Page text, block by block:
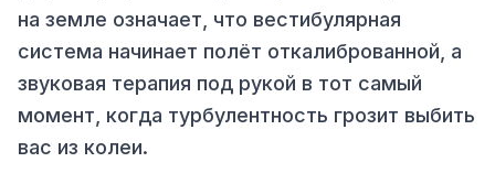
на земле означает, что вестибулярная
система начинает полёт откалиброванной, а
звуковая терапия под рукой в тот самый
момент, когда турбулентность грозит выбить
вас из колеи.